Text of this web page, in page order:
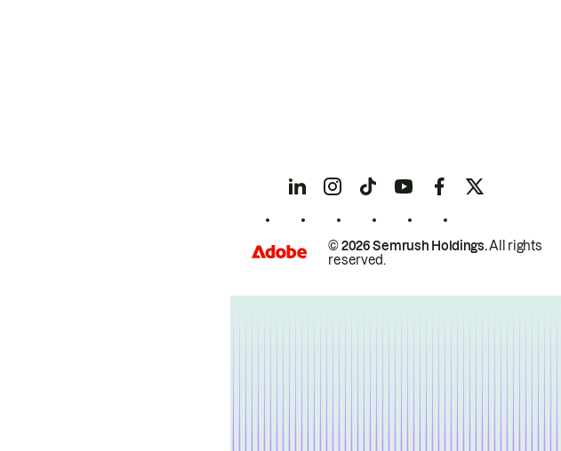
© 2026 Semrush Holdings.All rights
reserved.